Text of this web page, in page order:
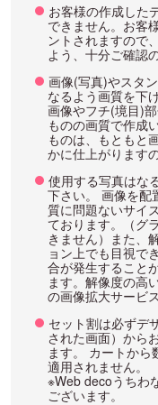
お客様の作成した
できません。お客
ントされますので
よう、十分ご確認
画像(写真)やスタ
なるよう画質を下
画像やフチ(境目)
ものの画質で作成
ものは、もともと
かに仕上がります
使用する写真はな
下さい。 画像を配
質に問題ないサイ
ております。（グ
きません）また、
ョン上でも目視で
合が発生すること
ます。解像度の高
の画像拡大サービ
セット割は必ずデ
された画面）から
ます。 カートか
適用されません。
※Web decoうちわ
ございます。